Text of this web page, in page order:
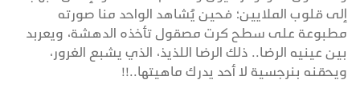
إلى قلوب الملايين؛ فحين يُشاهد الواحد منا صورته
مطبوعة على سطح كرت مصقول تأخذه الدهشة، ويعربد
بين عينيه الرضا.. ذلك الرضا اللذيذ، الذي يشبع الغرور،
ويحقنه بنرجسية لا أحد يدرك ماهيتها..!!